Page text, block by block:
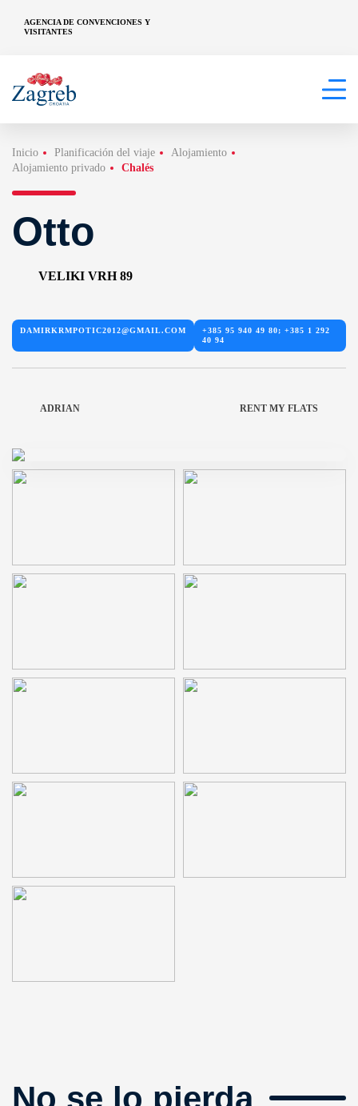
AGENCIA DE CONVENCIONES Y
VISITANTES
Inicio Planificación del viaje
Alojamiento
Alojamiento privado
Chalés
Otto
VELIKI VRH 89
DAMIRKRMPOTIC2012@GMAIL.COM
+385 95 940 49 80; +385 1 292
40 94
ADRIAN RENT MY FLATS
No se lo pierda